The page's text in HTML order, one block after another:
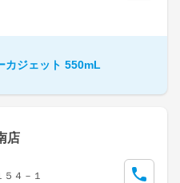
カジェット 550mL
店
４－１